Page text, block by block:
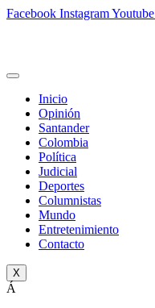
Facebook InstagramYoutube
Inicio
Opinión
Santander
Colombia
Política
Judicial
Deportes
Columnistas
Mundo
Entretenimiento
Contacto
X
Á